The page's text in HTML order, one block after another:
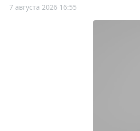
7 августа 2026 16:55